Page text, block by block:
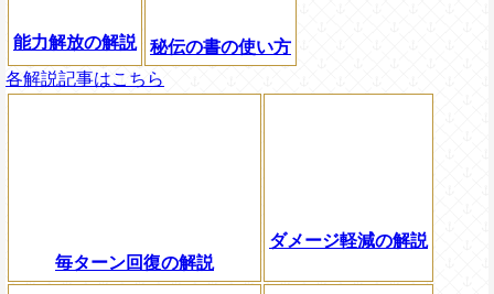
能力解放の解説
秘伝の書の使い方
各解説記事はこちら
毎ターン回復の解説
ダメージ軽減の解説